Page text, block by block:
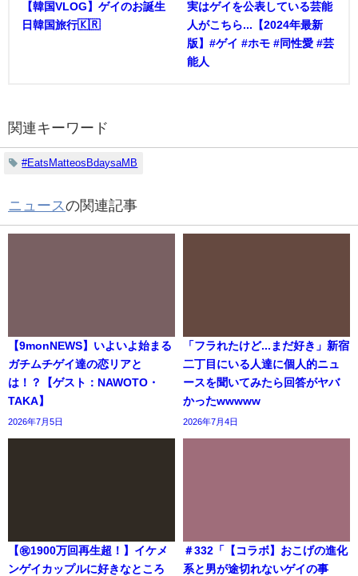
【韓国VLOG】ゲイのお誕生
日韓国旅行🇰🇷
実はゲイを公表している芸能
人がこちら...【2024年最新
版】#ゲイ #ホモ #同性愛 #芸
能人
関連キーワード
#EatsMatteosBdaysaMB
ニュースの関連記事
【9monNEWS】いよいよ始まる
ガチムチゲイ達の恋リアと
は！？【ゲスト：NAWOTO・
TAKA】
2026年7月5日
「フラれたけど...まだ好き」新宿
二丁目にいる人達に個人的ニュ
ースを聞いてみたら回答がヤバ
かったwwwww
2026年7月4日
【㊗️1900万回再生超！】イケメ
ンゲイカップルに好きなところ
＃332「【コラボ】おこげの進化
系と男が途切れないゲイの事